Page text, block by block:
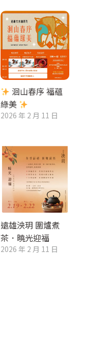
洄山春序 福蘊
綠美
2026 年 2 月 11 日
遠雄泱玥 圍爐煮
茶．曉光迎福
2026 年 2 月 11 日